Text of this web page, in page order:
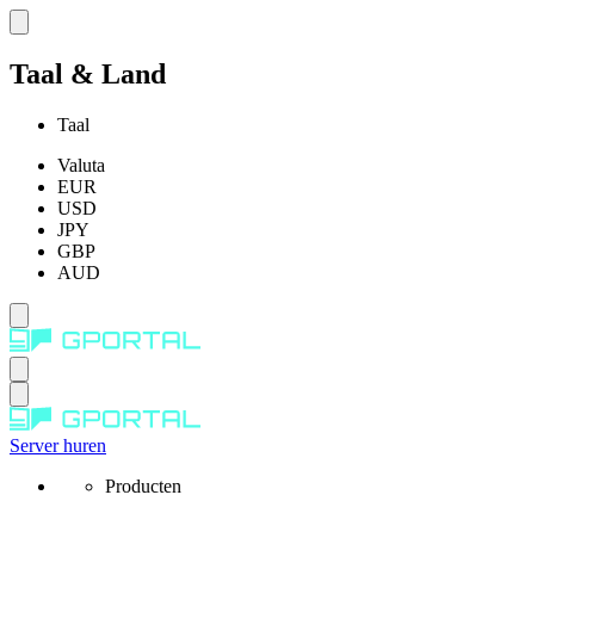
Taal & Land
Taal
Valuta
EUR
USD
JPY
GBP
AUD
Server huren
Producten